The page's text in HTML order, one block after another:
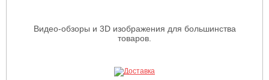
Видео-обзоры и 3D изображения для большинства
товаров.